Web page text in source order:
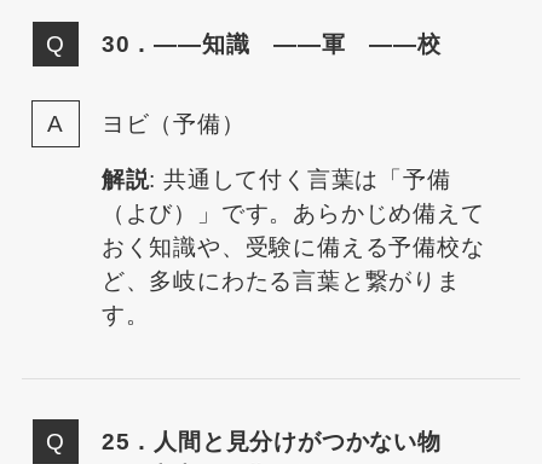
30．——知識 ——軍 ——校
ヨビ（予備）
解説: 共通して付く言葉は「予備
（よび）」です。あらかじめ備えて
おく知識や、受験に備える予備校な
ど、多岐にわたる言葉と繋がりま
す。
25．人間と見分けがつかない物